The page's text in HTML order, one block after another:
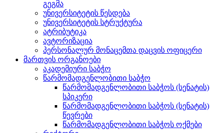
გეგმა
უნივერსიტეტის წესდება
უნივერსიტეტის სტრუქტურა
ატრიბუტიკა
ავტორიზაცია
პერსონალურ მონაცემთა დაცვის ოფიცერი
მართვის ორგანოები
აკადემიური საბჭო
წარმომადგენლობითი საბჭო
წარმომადგენლობითი საბჭოს (სენატის)
სპიკერი
წარმომადგენლობითი საბჭოს (სენატის)
წევრები
წარმომადგენლობითი საბჭოს ოქმები